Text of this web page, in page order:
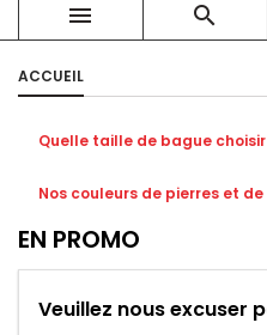
 
ACCUEIL
Quelle taille de bague choisir
Nos couleurs de pierres et de
EN PROMO
Veuillez nous excuser